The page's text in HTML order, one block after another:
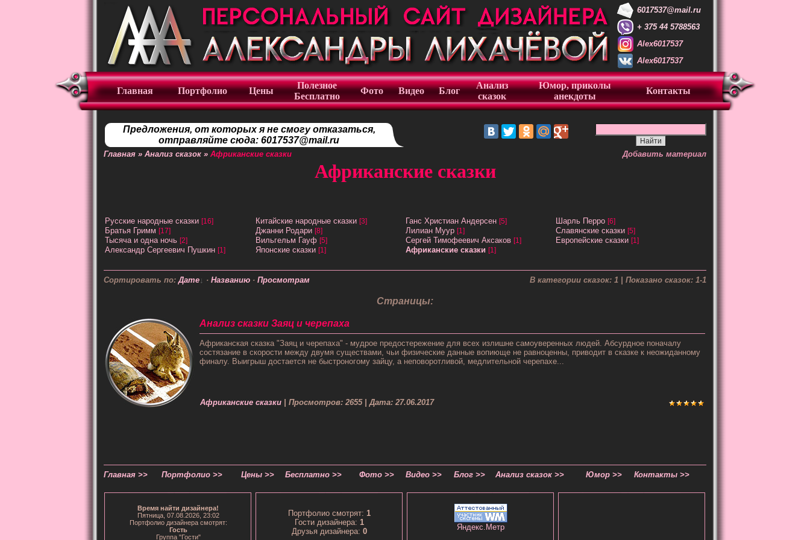
6017537@mail.ru
+ 375 44 5788563
Alex6017537
Alex6017537
Главная Портфолио Цены
Полезное
Бесплатно
Фото Видео Блог
Анализ
сказок
Юмор, приколы
анекдоты
Контакты
Предложения, от которых я не смогу отказаться,
отправляйте сюда: 6017537@mail.ru
Главная » Анализ сказок » Африканские сказки Добавить материал
Африканские сказки
Русские народные сказки [16] Китайские народные сказки [3] Ганс Христиан Андерсен [5] Шарль Перро [6]
Братья Гримм [17] Джанни Родари [8] Лилиан Муур [1] Славянские сказки [5]
Тысяча и одна ночь [2] Вильгельм Гауф [5] Сергей Тимофеевич Аксаков [1] Европейские сказки [1]
Александр Сергеевич Пушкин [1] Японские сказки [1] Африканские сказки [1]
Сортировать по:Дате · Названию · Просмотрам В категории сказок: 1 | Показано сказок: 1-1
Страницы:
Анализ сказки Заяц и черепаха
Африканская сказка "Заяц и черепаха" - мудрое предостережение для всех излишне самоуверенных людей. Абсурдное поначалу
состязание в скорости между двумя существами, чьи физические данные вопиюще не равноценны, приводит в сказке к неожиданному
финалу. Выигрыш достается не быстроногому зайцу, а неповоротливой, медлительной черепахе...
Африканские сказки | Просмотров: 2655 | Дата: 27.06.2017
Главная >> Портфолио >> Цены >> Бесплатно >> Фото >> Видео >> Блог >> Анализ сказок >> Юмор >> Контакты >>
Время найти дизайнера!
Пятница, 07.08.2026, 23:02
Портфолио дизайнера смотрят:
Гость
Группа "Гости"
Портфолио смотрят: 1
Гости дизайнера: 1
Друзья дизайнера: 0